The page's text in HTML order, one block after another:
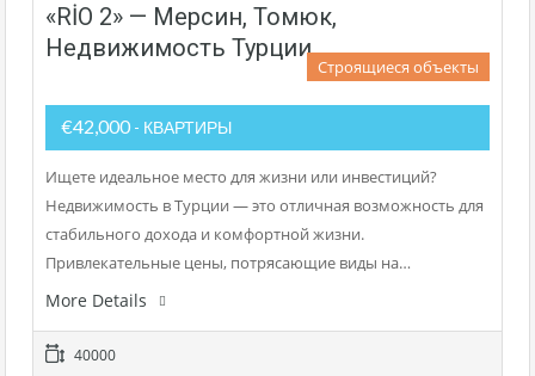
«RİO 2» — Мерсин, Томюк,
Недвижимость Турции
Строящиеся объекты
€42,000 - КВАРТИРЫ
Ищете идеальное место для жизни или инвестиций?
Недвижимость в Турции — это отличная возможность для
стабильного дохода и комфортной жизни.
Привлекательные цены, потрясающие виды на…
More Details
40000